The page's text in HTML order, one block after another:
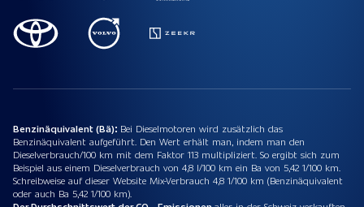
Benzinäquivalent (Bä): Bei Dieselmotoren wird zusätzlich das
Benzinäquivalent aufgeführt. Den Wert erhält man, indem man den
Dieselverbrauch/100 km mit dem Faktor 113 multipliziert. So ergibt sich zum
Beispiel aus einem Dieselverbrauch von 4,8 l/100 km ein Ba von 5,42 1/100 km.
Schreibweise auf dieser Website Mix-Verbrauch 4,8 1/100 km (Benzinäquivalent
oder auch Ba 5,42 1/100 km).